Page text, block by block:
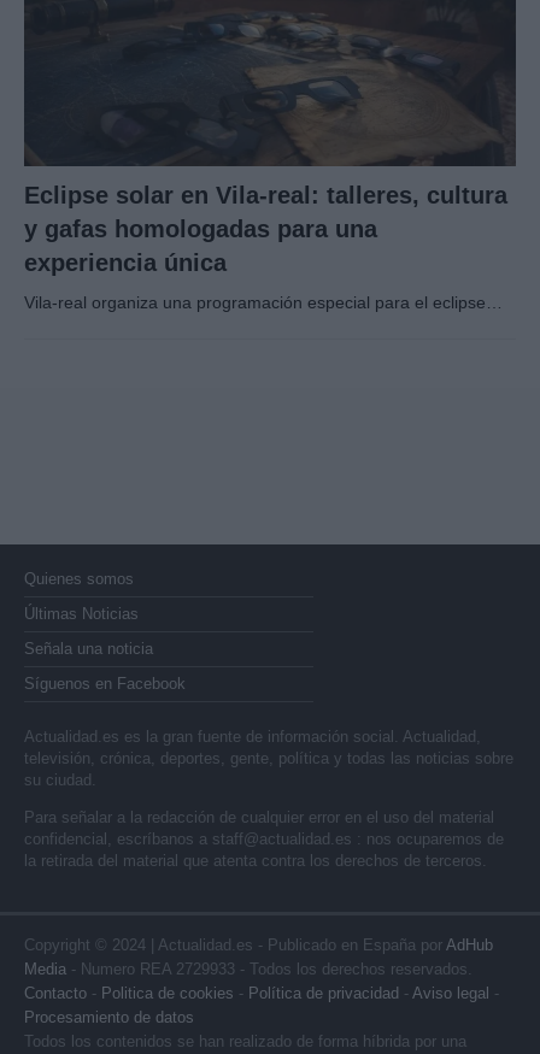
Eclipse solar en Vila-real: talleres, cultura
y gafas homologadas para una
experiencia única
Vila-real organiza una programación especial para el eclipse…
Quienes somos
Últimas Noticias
Señala una noticia
Síguenos en Facebook
Actualidad.es es la gran fuente de información social. Actualidad,
televisión, crónica, deportes, gente, política y todas las noticias sobre
su ciudad.
Para señalar a la redacción de cualquier error en el uso del material
confidencial, escríbanos a staff@actualidad.es : nos ocuparemos de
la retirada del material que atenta contra los derechos de terceros.
Copyright © 2024 | Actualidad.es - Publicado en España por AdHub
Media - Numero REA 2729933 - Todos los derechos reservados.
Contacto - Politica de cookies - Política de privacidad - Aviso legal -
Procesamiento de datos
Todos los contenidos se han realizado de forma híbrida por una